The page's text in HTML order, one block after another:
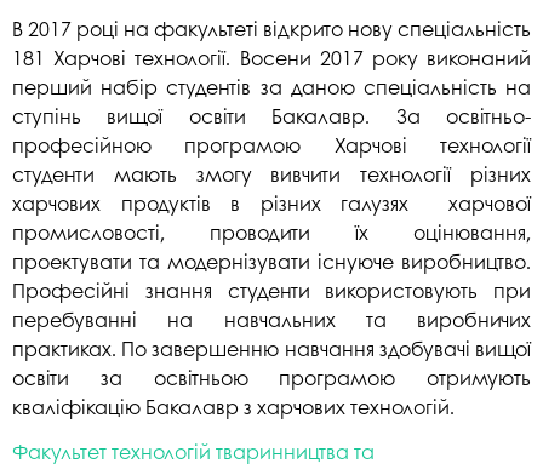
В 2017 році на факультеті відкрито нову спеціальність
181 Харчові технології. Восени 2017 року виконаний
перший набір студентів за даною спеціальність на
ступінь вищої освіти Бакалавр. За освітньо-
професійною програмою Харчові технології
студенти мають змогу вивчити технології різних
харчових продуктів в різних галузях харчової
промисловості, проводити їх оцінювання,
проектувати та модернізувати існуюче виробництво.
Професійні знання студенти використовують при
перебуванні на навчальних та виробничих
практиках. По завершенню навчання здобувачі вищої
освіти за освітньою програмою отримують
кваліфікацію Бакалавр з харчових технологій.
Факультет технологій тваринництва та